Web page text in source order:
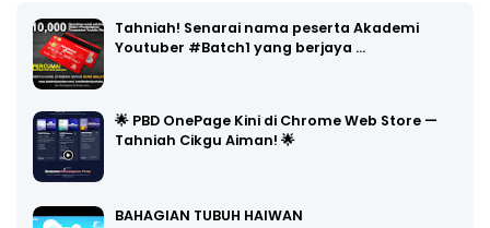
Tahniah! Senarai nama peserta Akademi
Youtuber #Batch1 yang berjaya …
🌟 PBD OnePage Kini di Chrome Web Store —
Tahniah Cikgu Aiman! 🌟
BAHAGIAN TUBUH HAIWAN